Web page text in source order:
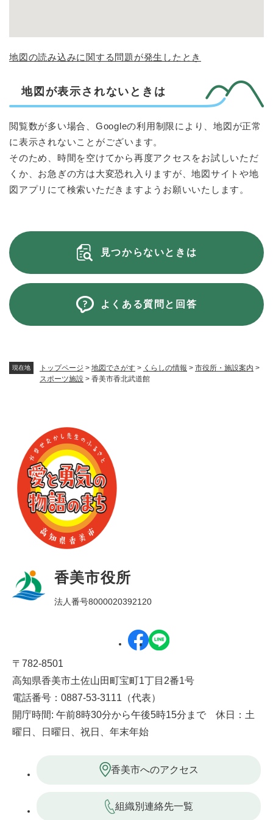
現在地 トップページ > 地図でさがす > くらしの情報 > 市役所・施設案内 >
スポーツ施設 > 香美市香北武道館
地図の読み込みに関する問題が発生したとき
地図が表示されないときは
閲覧数が多い場合、Googleの利用制限により、地図が正常
に表示されないことがございます。
そのため、時間を空けてから再度アクセスをお試しいただ
くか、お急ぎの方は大変恐れ入りますが、地図サイトや地
図アプリにて検索いただきますようお願いいたします。
見つからないときは
よくある質問と回答
香美市役所
法人番号8000020392120
〒782-8501
高知県香美市土佐山田町宝町1丁目2番1号
電話番号：0887-53-3111（代表）
開庁時間: 午前8時30分から午後5時15分まで 休日：土
曜日、日曜日、祝日、年末年始
香美市へのアクセス
組織別連絡先一覧